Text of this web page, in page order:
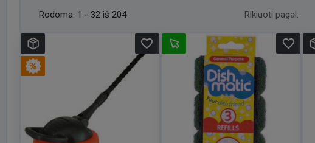
Rodoma: 1 - 32 iš 204 Rikiuoti pagal:
favorite_border favorite_border